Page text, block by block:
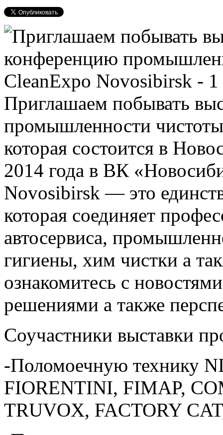
Приглашаем побывать
промышленности
которая состоится в
2014 года в ВК
Novosibirsk — это
которая соединяет
автосервиса,
гигиены, хим чистки а
ознакомитесь с
решениями а также
Соучастники выставки
-Поломоечную технику
FIORENTINI, FIMAP,
TRUVOX, FACTORY